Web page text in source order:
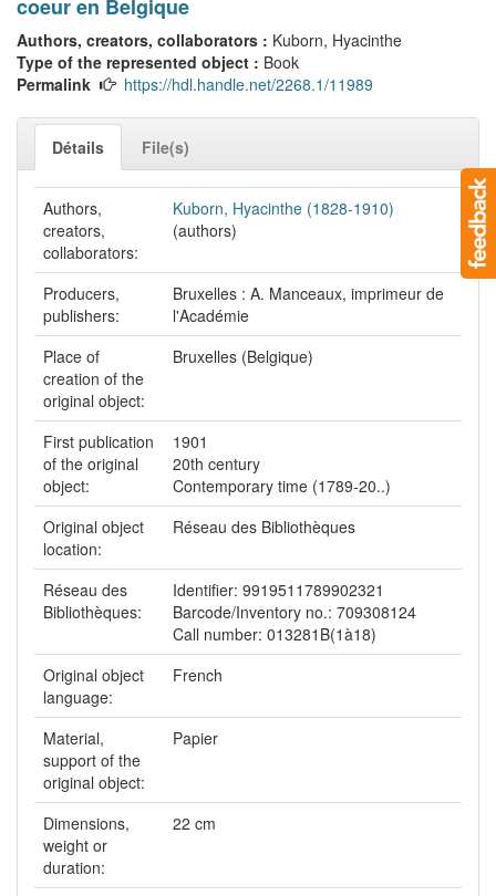
coeur en Belgique
Authors, creators, collaborators : Kuborn, Hyacinthe
Type of the represented object : Book
Permalink
https://hdl.handle.net/2268.1/11989
Détails File(s)
Authors,
creators,
collaborators:
Kuborn, Hyacinthe (1828-1910)
(authors)
Producers,
publishers:
Bruxelles : A. Manceaux, imprimeur de
l'Académie
Place of
creation of the
original object:
Bruxelles (Belgique)
First publication
of the original
object:
1901
20th century
Contemporary time (1789-20..)
Original object
location:
Réseau des Bibliothèques
Réseau des
Bibliothèques:
Identifier: 9919511789902321
Barcode/Inventory no.: 709308124
Call number: 013281B(1à18)
Original object
language:
French
Material,
support of the
original object:
Papier
Dimensions,
weight or
duration:
22 cm